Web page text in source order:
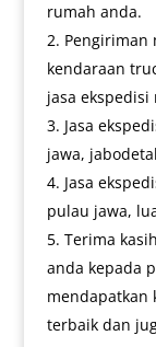
rumah anda.
Pengiriman
kendaraan
jasa
Jasa
jawa,
Jasa
pulau jawa,
Terima
anda kepada
mendapatkan
terbaik dan